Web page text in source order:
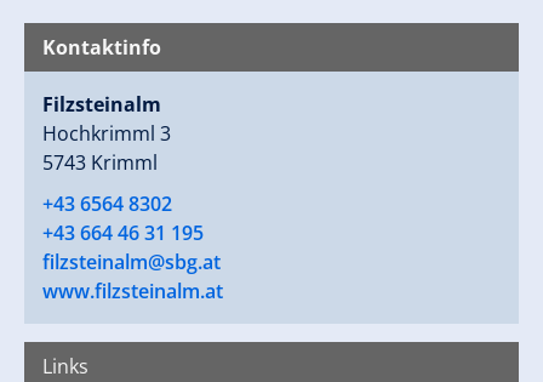
Kontaktinfo
Filzsteinalm
Hochkrimml 3
5743 Krimml
+43 6564 8302
+43 664 46 31 195
filzsteinalm@sbg.at
www.filzsteinalm.at
Links